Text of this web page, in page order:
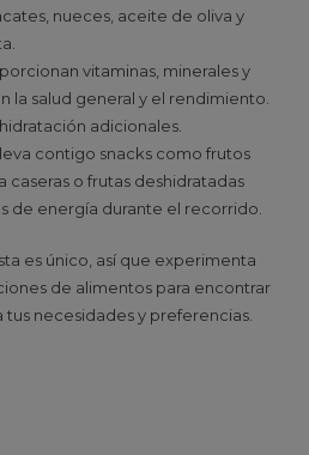
nueces, aceite de oliva y
vitaminas, minerales y
la salud general y el rendimiento.
adicionales.
contigo snacks como frutos
caseras o frutas deshidratadas
de energía durante el recorrido.
es único, así que experimenta
de alimentos para encontrar
necesidades y preferencias.